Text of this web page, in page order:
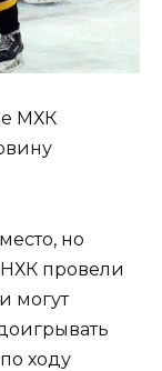
МХК
но
провели
могут
ходу